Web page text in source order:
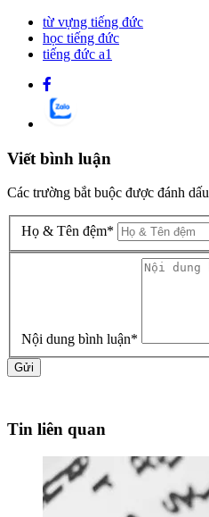
từ vựng tiếng đức
học tiếng đức
tiếng đức a1
Viết bình luận
Các trường bắt buộc được đánh dấu
Họ & Tên đệm*
Nội dung bình luận*
Gửi
Tin liên quan